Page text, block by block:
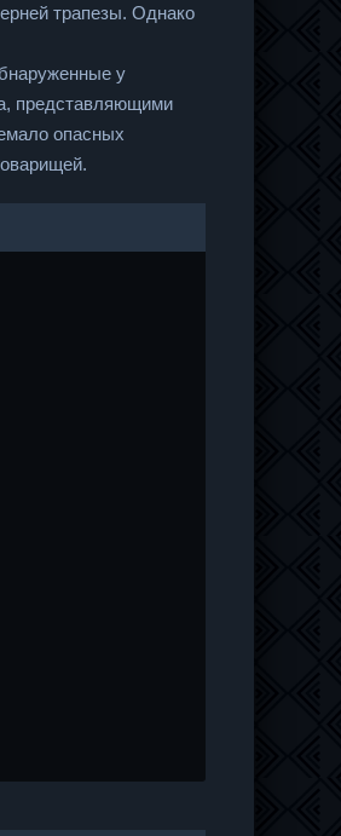
трапезы. Однако
у
представляющими
опасных